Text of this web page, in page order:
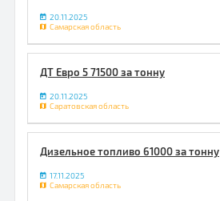
20.11.2025
Самарская область
ДТ Евро 5 71500 за тонну
20.11.2025
Саратовская область
Дизельное топливо 61000 за тонну
17.11.2025
Самарская область